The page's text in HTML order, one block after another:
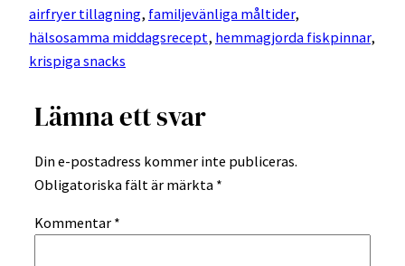
airfryer tillagning, familjevänliga måltider
hälsosamma middagsrecept, hemmagjorda fiskpinnar
krispiga snacks
Lämna ett svar
Din e-postadress kommer inte publiceras.
Obligatoriska fält är märkta *
Kommentar *